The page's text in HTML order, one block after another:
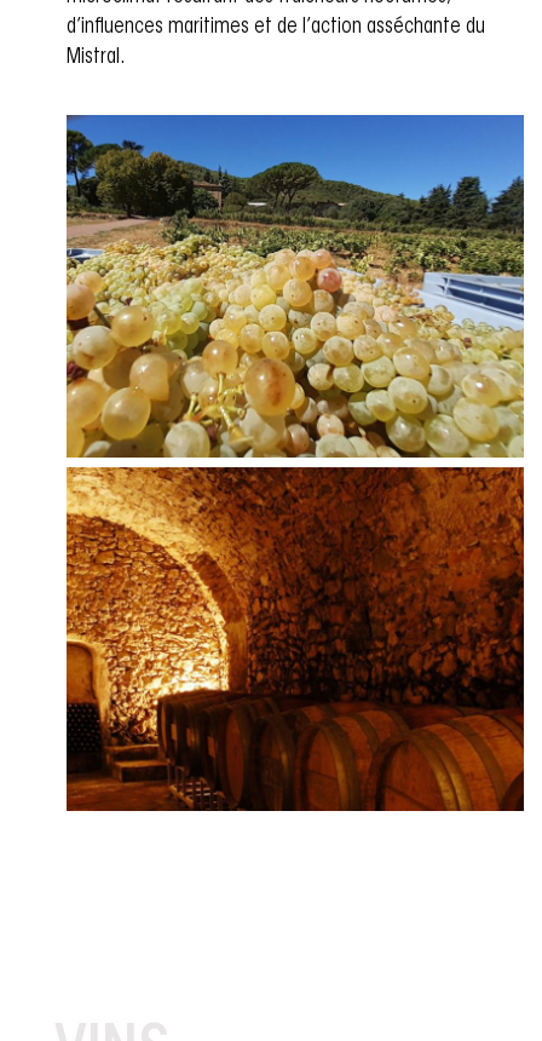
d’influences maritimes et de l’action asséchante du
Mistral.